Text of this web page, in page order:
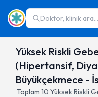
Doktor, klinik ara...
Yüksek Riskli
(Hipertansif,
Büyükçekmece -
Toplam 10 Yüksek Riskli